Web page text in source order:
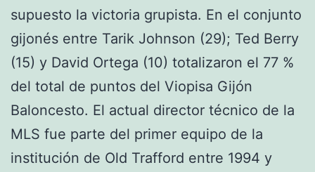
supuesto la victoria grupista. En el conjunto
gijonés entre Tarik Johnson (29); Ted Berry
(15) y David Ortega (10) totalizaron el 77 %
del total de puntos del Viopisa Gijón
Baloncesto. El actual director técnico de la
MLS fue parte del primer equipo de la
institución de Old Trafford entre 1994 y